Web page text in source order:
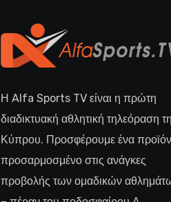
Η Alfa Sports TV είναι η πρώτη
διαδικτυακή αθλητική τηλεόραση
Κύπρου. Προσφέρουμε ένα προϊόν
προσαρμοσμένο στις ανάγκες
προβολής των ομαδικών